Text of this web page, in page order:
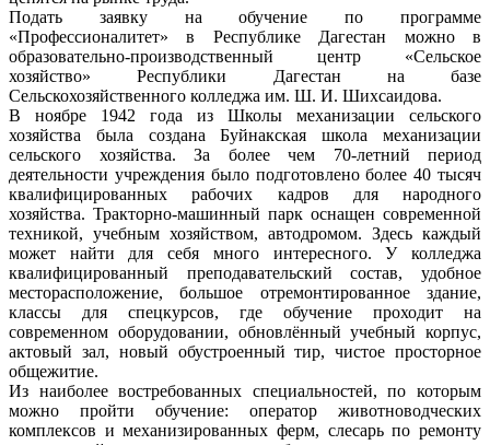
Подать заявку на обучение по программе
«Профессионалитет» в Республике Дагестан можно в
образовательно-производственный центр «Сельское
хозяйство» Республики Дагестан на базе
Сельскохозяйственного колледжа им. Ш. И. Шихсаидова.
В ноябре 1942 года из Школы механизации сельского
хозяйства была создана Буйнакская школа механизации
сельского хозяйства. За более чем 70-летний период
деятельности учреждения было подготовлено более 40 тысяч
квалифицированных рабочих кадров для народного
хозяйства. Тракторно-машинный парк оснащен современной
техникой, учебным хозяйством, автодромом. Здесь каждый
может найти для себя много интересного. У колледжа
квалифицированный преподавательский состав, удобное
месторасположение, большое отремонтированное здание,
классы для спецкурсов, где обучение проходит на
современном оборудовании, обновлённый учебный корпус,
актовый зал, новый обустроенный тир, чистое просторное
общежитие.
Из наиболее востребованных специальностей, по которым
можно пройти обучение: оператор животноводческих
комплексов и механизированных ферм, слесарь по ремонту